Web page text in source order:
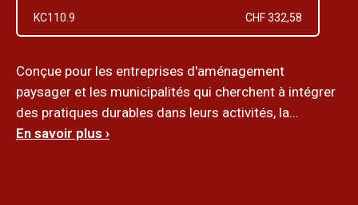
KC110.9
CHF 332,58
Conçue pour les entreprises d'aménagement
paysager et les municipalités qui cherchent à intégrer
des pratiques durables dans leurs activités, la...
En savoir plus ›